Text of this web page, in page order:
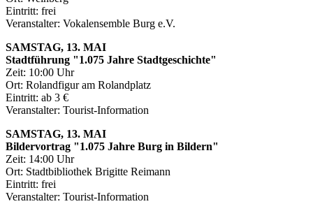
Eintritt: frei
Veranstalter: Vokalensemble Burg e.V.
SAMSTAG, 13. MAI
Stadtführung "1.075 Jahre Stadtgeschichte"
Zeit: 10:00 Uhr
Ort: Rolandfigur am Rolandplatz
Eintritt: ab 3 €
Veranstalter: Tourist-Information
SAMSTAG, 13. MAI
Bildervortrag "1.075 Jahre Burg in Bildern"
Zeit: 14:00 Uhr
Ort: Stadtbibliothek Brigitte Reimann
Eintritt: frei
Veranstalter: Tourist-Information